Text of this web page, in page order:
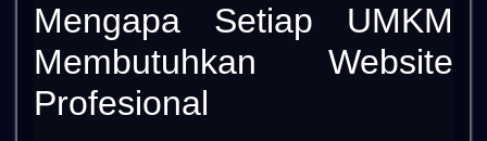
Mengapa Setiap UMKM
Membutuhkan Website
Profesional